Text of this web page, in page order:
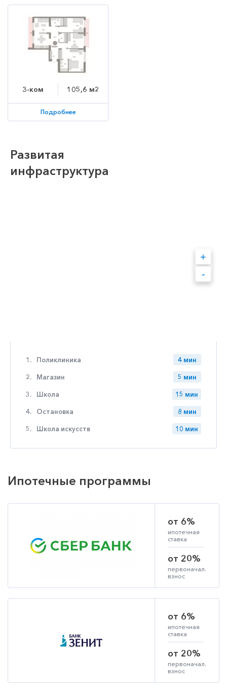
3-ком 105,6 м2
Подробнее
Развитая
инфраструктура
1. Поликлиника 4 мин
2. Магазин 5 мин
3. Школа 15 мин
4. Остановка 8 мин
5. Школа искусств 10 мин
+
-
Ипотечные программы
от 6%
ипотечная
ставка
от 20%
первоначал.
взнос
от 6%
ипотечная
ставка
от 20%
первоначал.
взнос